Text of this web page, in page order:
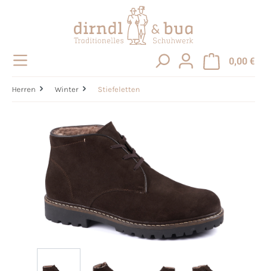
0,00 €
Herren Winter Stiefeletten
Bildergalerie überspringen